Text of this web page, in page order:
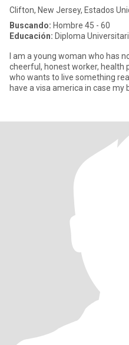
Clifton, New Jersey, Estados
Buscando: Hombre 45 - 60
Educación: Diploma
I am a young woman who has
cheerful, honest worker, health
who wants to live something
have a visa america in case